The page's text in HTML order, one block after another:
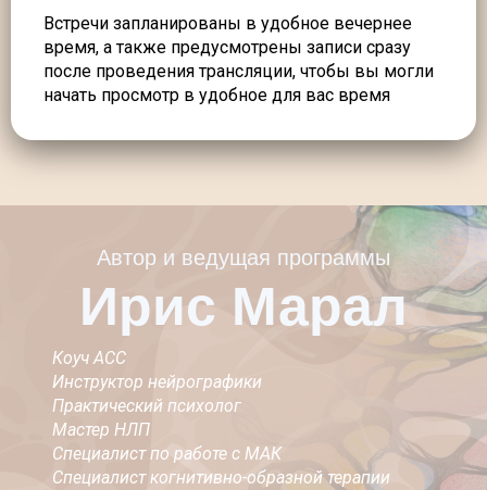
Встречи запланированы в удобное вечернее
время, а также предусмотрены записи сразу
после проведения трансляции, чтобы вы могли
начать просмотр в удобное для вас время
Автор и ведущая программы
Ирис Марал
Коуч АСС
Инструктор нейрографики
Практический психолог
Мастер НЛП
Специалист по работе с МАК
Специалист когнитивно-образной терапии